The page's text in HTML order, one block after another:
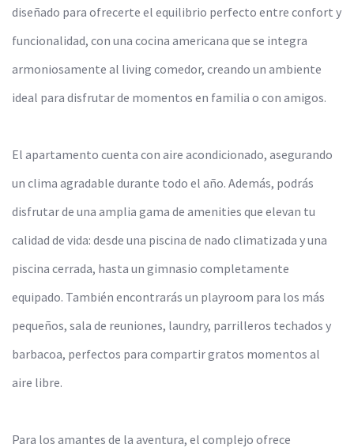
diseñado para ofrecerte el equilibrio perfecto entre confort y
funcionalidad, con una cocina americana que se integra
armoniosamente al living comedor, creando un ambiente
ideal para disfrutar de momentos en familia o con amigos.
El apartamento cuenta con aire acondicionado, asegurando
un clima agradable durante todo el año. Además, podrás
disfrutar de una amplia gama de amenities que elevan tu
calidad de vida: desde una piscina de nado climatizada y una
piscina cerrada, hasta un gimnasio completamente
equipado. También encontrarás un playroom para los más
pequeños, sala de reuniones, laundry, parrilleros techados y
barbacoa, perfectos para compartir gratos momentos al
aire libre.
Para los amantes de la aventura, el complejo ofrece